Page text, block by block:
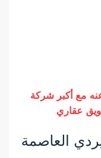
مع أكبر شركة
العاصمة